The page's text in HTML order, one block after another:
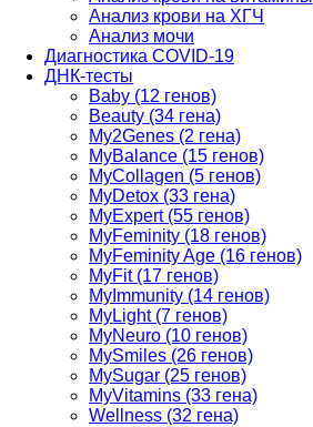
Анализ крови на ХГЧ
Анализ мочи
Диагностика COVID-19
ДНК-тесты
Baby (12 генов)
Beauty (34 гена)
My2Genes (2 гена)
MyBalance (15 генов)
MyCollagen (5 генов)
MyDetox (33 гена)
MyExpert (55 генов)
MyFeminity (18 генов)
MyFeminity Age (16 генов)
MyFit (17 генов)
MyImmunity (14 генов)
MyLight (7 генов)
MyNeuro (10 генов)
MySmiles (26 генов)
MySugar (25 генов)
MyVitamins (33 гена)
Wellness (32 гена)